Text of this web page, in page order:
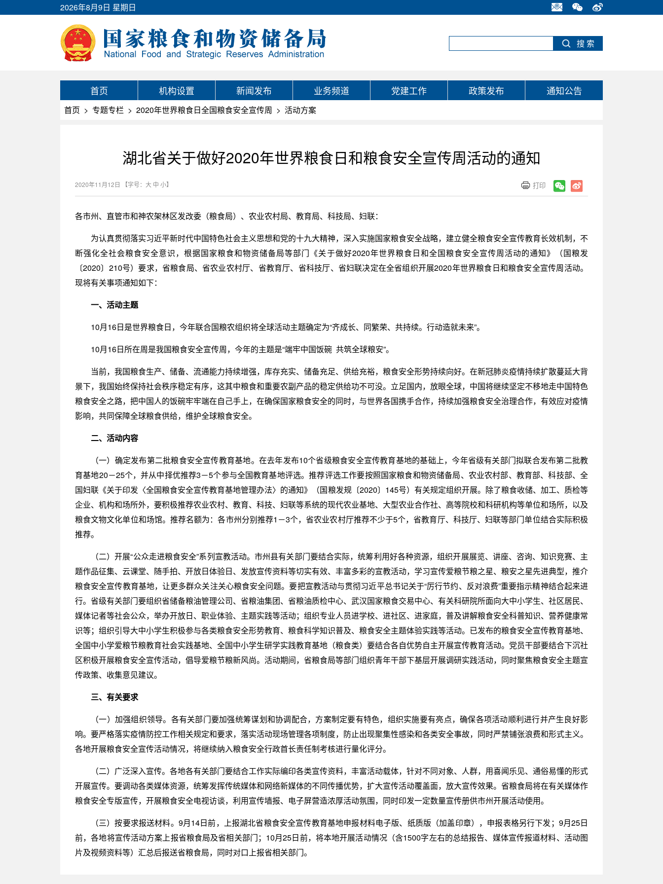
2026年8月9日 星期日
首页 机构设置 新闻发布 业务频道 党建工作 政策发布 通知公告
首页 > 专题专栏 > 2020年世界粮食日全国粮食安全宣传周 > 活动方案
湖北省关于做好2020年世界粮食日和粮食安全宣传周活动的通知
2020年11月12日 【字号： 大 中 小】
各市州、直管市和神农架林区发改委（粮食局）、农业农村局、教育局、科技局、妇联：
为认真贯彻落实习近平新时代中国特色社会主义思想和党的十九大精神，深入实施国家粮食安全战略，建立健全粮食安全宣传教育长效机制，不
断强化全社会粮食安全意识，根据国家粮食和物资储备局等部门《关于做好2020年世界粮食日和全国粮食安全宣传周活动的通知》（国粮发
〔2020〕210号）要求，省粮食局、省农业农村厅、省教育厅、省科技厅、省妇联决定在全省组织开展2020年世界粮食日和粮食安全宣传周活动。
现将有关事项通知如下：
一、活动主题
10月16日是世界粮食日，今年联合国粮农组织将全球活动主题确定为“齐成长、同繁荣、共持续。行动造就未来”。
10月16日所在周是我国粮食安全宣传周，今年的主题是“端牢中国饭碗 共筑全球粮安”。
当前，我国粮食生产、储备、流通能力持续增强，库存充实、储备充足、供给充裕，粮食安全形势持续向好。在新冠肺炎疫情持续扩散蔓延大背
景下，我国始终保持社会秩序稳定有序，这其中粮食和重要农副产品的稳定供给功不可没。立足国内，放眼全球，中国将继续坚定不移地走中国特色
粮食安全之路，把中国人的饭碗牢牢端在自己手上，在确保国家粮食安全的同时，与世界各国携手合作，持续加强粮食安全治理合作，有效应对疫情
影响，共同保障全球粮食供给，维护全球粮食安全。
二、活动内容
（一）确定发布第二批粮食安全宣传教育基地。在去年发布10个省级粮食安全宣传教育基地的基础上，今年省级有关部门拟联合发布第二批教
育基地20－25个，并从中择优推荐3－5个参与全国教育基地评选。推荐评选工作要按照国家粮食和物资储备局、农业农村部、教育部、科技部、全
国妇联《关于印发〈全国粮食安全宣传教育基地管理办法〉的通知》（国粮发规〔2020〕145号）有关规定组织开展。除了粮食收储、加工、质检等
企业、机构和场所外，要积极推荐农业农村、教育、科技、妇联等系统的现代农业基地、大型农业合作社、高等院校和科研机构等单位和场所，以及
粮食文物文化单位和场馆。推荐名额为：各市州分别推荐1－3个，省农业农村厅推荐不少于5个，省教育厅、科技厅、妇联等部门单位结合实际积极
推荐。
（二）开展“公众走进粮食安全”系列宣教活动。市州县有关部门要结合实际，统筹利用好各种资源，组织开展展览、讲座、咨询、知识竞赛、主
题作品征集、云课堂、随手拍、开放日体验日、发放宣传资料等切实有效、丰富多彩的宣教活动，学习宣传爱粮节粮之星、粮安之星先进典型，推介
粮食安全宣传教育基地，让更多群众关注关心粮食安全问题。要把宣教活动与贯彻习近平总书记关于“厉行节约、反对浪费”重要指示精神结合起来进
行。省级有关部门要组织省储备粮油管理公司、省粮油集团、省粮油质检中心、武汉国家粮食交易中心、有关科研院所面向大中小学生、社区居民、
媒体记者等社会公众，举办开放日、职业体验、主题实践等活动；组织专业人员进学校、进社区、进家庭，普及讲解粮食安全科普知识、营养健康常
识等；组织引导大中小学生积极参与各类粮食安全形势教育、粮食科学知识普及、粮食安全主题体验实践等活动。已发布的粮食安全宣传教育基地、
全国中小学爱粮节粮教育社会实践基地、全国中小学生研学实践教育基地（粮食类）要结合各自优势自主开展宣传教育活动。党员干部要结合下沉社
区积极开展粮食安全宣传活动，倡导爱粮节粮新风尚。活动期间，省粮食局等部门组织青年干部下基层开展调研实践活动，同时聚焦粮食安全主题宣
传政策、收集意见建议。
三、有关要求
（一）加强组织领导。各有关部门要加强统筹谋划和协调配合，方案制定要有特色，组织实施要有亮点，确保各项活动顺利进行并产生良好影
响。要严格落实疫情防控工作相关规定和要求，落实活动现场管理各项制度，防止出现聚集性感染和各类安全事故，同时严禁铺张浪费和形式主义。
各地开展粮食安全宣传活动情况，将继续纳入粮食安全行政首长责任制考核进行量化评分。
（二）广泛深入宣传。各地各有关部门要结合工作实际编印各类宣传资料，丰富活动载体，针对不同对象、人群，用喜闻乐见、通俗易懂的形式
开展宣传。要调动各类媒体资源，统筹发挥传统媒体和网络新媒体的不同传播优势，扩大宣传活动覆盖面，放大宣传效果。省粮食局将在有关媒体作
粮食安全专版宣传，开展粮食安全电视访谈，利用宣传墙报、电子屏营造浓厚活动氛围，同时印发一定数量宣传册供市州开展活动使用。
（三）按要求报送材料。9月14日前，上报湖北省粮食安全宣传教育基地申报材料电子版、纸质版（加盖印章），申报表格另行下发；9月25日
前，各地将宣传活动方案上报省粮食局及省相关部门；10月25日前，将本地开展活动情况（含1500字左右的总结报告、媒体宣传报道材料、活动图
片及视频资料等）汇总后报送省粮食局，同时对口上报省相关部门。